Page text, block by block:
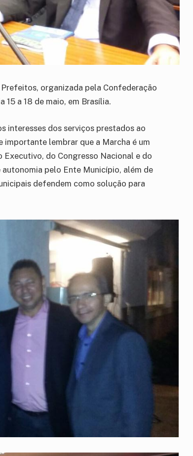
organizada pela Confederação
a 18 de maio, em Brasília.
interesses dos serviços prestados ao
importante lembrar que a Marcha é um
do Congresso Nacional e do
pelo Ente Município, além de
defendem como solução para